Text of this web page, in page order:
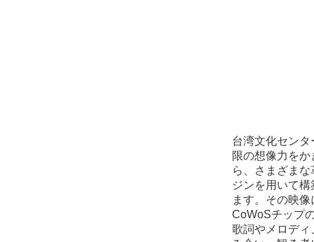
台湾文化セン
限の想像力を
ら、さまざま
ジンを用いて
ます。その映
CoWoSチップ
歌詞やメロデ